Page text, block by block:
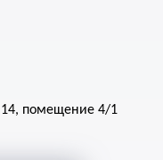
14, помещение 4/1